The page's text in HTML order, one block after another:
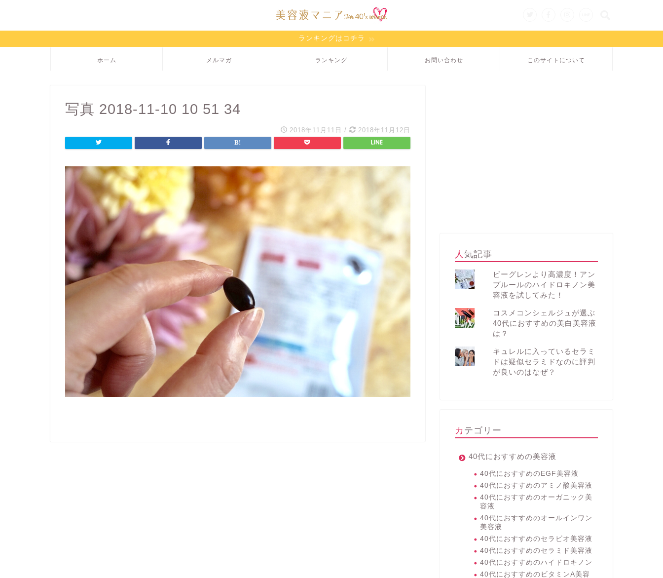
ランキングはコチラ
ホーム メルマガ ランキング お問い合わせ このサイトについて
写真 2018-11-10 10 51 34
2018年11月11日 / 2018年11月12日
人気記事
ビーグレンより高濃度！アン
プルールのハイドロキノン美
容液を試してみた！
コスメコンシェルジュが選ぶ
40代におすすめの美白美容液
は？
キュレルに入っているセラミ
ドは疑似セラミドなのに評判
が良いのはなぜ？
カテゴリー
40代におすすめの美容液
40代におすすめのEGF美容液
40代におすすめのアミノ酸美容液
40代におすすめのオーガニック美
容液
40代におすすめのオールインワン
美容液
40代におすすめのセラビオ美容液
40代におすすめのセラミド美容液
40代におすすめのハイドロキノン
40代におすすめのビタミンA美容